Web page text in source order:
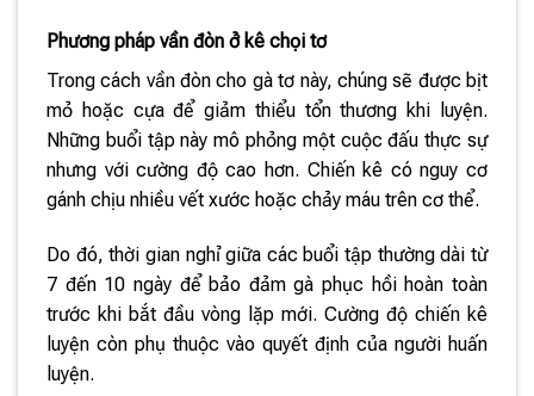
Phương pháp vần đòn ở kê chọi tơ
Trong cách vần đòn cho gà tơ này, chúng sẽ được bịt
mỏ hoặc cựa để giảm thiểu tổn thương khi luyện.
Những buổi tập này mô phỏng một cuộc đấu thực sự
nhưng với cường độ cao hơn. Chiến kê có nguy cơ
gánh chịu nhiều vết xước hoặc chảy máu trên cơ thể.
Do đó, thời gian nghỉ giữa các buổi tập thường dài từ
7 đến 10 ngày để bảo đảm gà phục hồi hoàn toàn
trước khi bắt đầu vòng lặp mới. Cường độ chiến kê
luyện còn phụ thuộc vào quyết định của người huấn
luyện.